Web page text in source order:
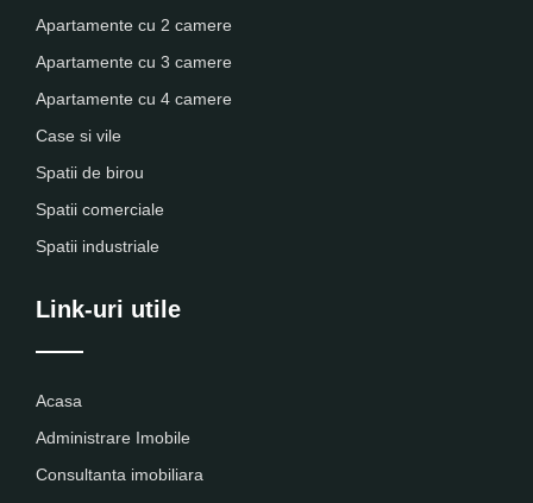
Apartamente cu 2 camere
Apartamente cu 3 camere
Apartamente cu 4 camere
Case si vile
Spatii de birou
Spatii comerciale
Spatii industriale
Link-uri utile
Acasa
Administrare Imobile
Consultanta imobiliara